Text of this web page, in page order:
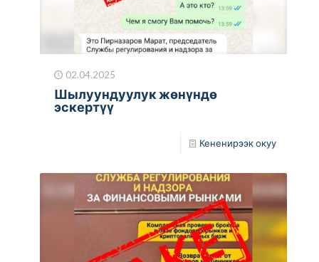
02.04.2025
Шылуундуулук жөнүндө
эскертүү
Кененирээк окуу